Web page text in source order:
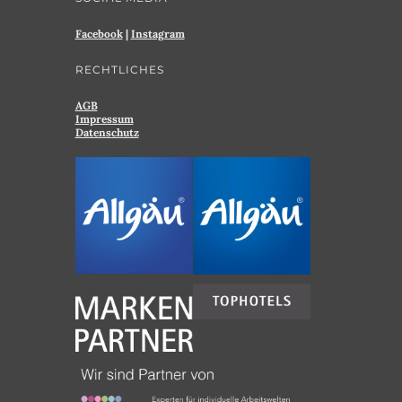
Facebook| Instagram
RECHTLICHES
AGB
Impressum
Datenschutz